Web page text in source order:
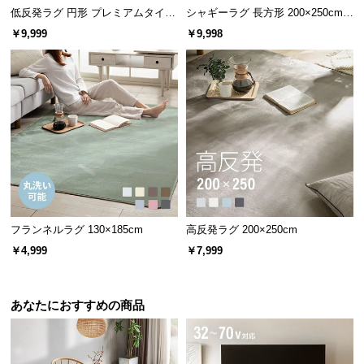
低反発ラグ 円形 プレミアムタイプ
200×200cm
￥9,999
シャギーラグ 長方形 200×250cm
洗える 防音 防ダニ 抗菌防臭 滑り
止め付き
￥9,998
フランネルラグ 130×185cm
￥4,999
高反発ラグ 200×250cm
￥7,999
あなたにおすすめの商品